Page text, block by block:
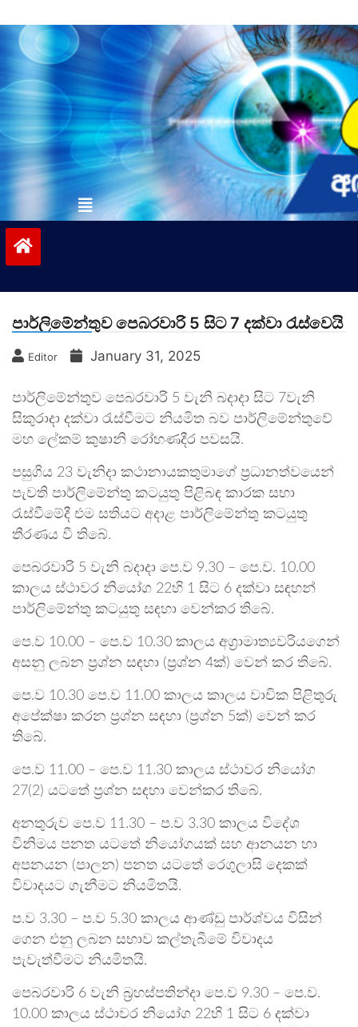
to
contentvinivida.lk
පාර්ලිමේන්තුව පෙබරවාරි 5 සිට 7 දක්වා රැස්වෙයි
Editor January 31, 2025
පාර්ලිමේන්තුව පෙබරවාරි 5 වැනි බදාදා සිට 7වැනි
සිකුරාදා දක්වා රැස්වීමට නියමිත බව පාර්ලිමේන්තුවේ
මහ ලේකම් කුෂානි රෝහණදීර පවසයි.
පසුගිය 23 වැනිදා කථානායකතුමාගේ ප්‍රධානත්වයෙන්
පැවති පාර්ලිමේන්තු කටයුතු පිළිබඳ කාරක සභා
රැස්වීමේදී ‍එම සතියට අදාළ පාර්ලිමේන්තු කටයුතු
තීරණය වී තිබේ.
පෙබරවාරි 5 වැනි බදාදා පෙ.ව 9.30 – පෙ.ව. 10.00
කාලය ස්ථාවර නියෝග 22හි 1 සිට 6 දක්වා සඳහන්
පාර්ලිමේන්තු කටයුතු සඳහා වෙන්කර තිබේ.
පෙ.ව 10.00 – පෙ.ව 10.30 කාලය අග්‍රාමාත්‍යවරියගෙන්
අසනු ලබන ප්‍රශ්න සඳහා (ප්‍රශ්න 4ක්) වෙන් කර තිබේ.
පෙ.ව 10.30 පෙ.ව 11.00 කාලය කාලය වාචික පිළිතුරු
අපේක්ෂා කරන ප්‍රශ්න සඳහා (ප්‍රශ්න 5ක්) වෙන් කර
තිබේ.
පෙ.ව 11.00 – පෙ.ව 11.30 කාලය ස්ථාවර නියෝග
27(2) යටතේ ප්‍රශ්න සඳහා වෙන්කර තිබේ.
අනතුරුව පෙ.ව 11.30 – ප.ව 3.30 කාලය විදේශ
විනිමය පනත යටතේ නියෝගයක් සහ ආනයන හා
අපනයන (පාලන) පනත යටතේ රෙගුලාසි දෙකක්
විවාදයට ගැනීමට නියමිතයි.
ප.ව 3.30 – ප.ව 5.30 කාලය ආණ්ඩු පාර්ශ්වය විසින්
ගෙන එනු ලබන සභාව කල්තැබීමේ විවාදය
පැවැත්වීමට නියමිතයි.
පෙබරවාරි 6 වැනි බ්‍රහස්පතින්දා පෙ.ව 9.30 – පෙ.ව.
10.00 කාලය ස්ථාවර නියෝග 22හි 1 සිට 6 දක්වා